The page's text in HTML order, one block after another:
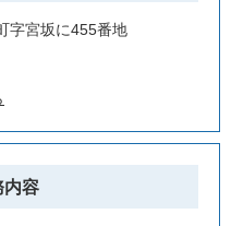
字宮坂に455番地
内容